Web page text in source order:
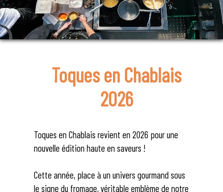
Toques en Chablais
2026
Toques en Chablais revient en 2026 pour une
nouvelle édition haute en saveurs !
Cette année, place à un univers gourmand sous
le signe du fromage, véritable emblème de notre